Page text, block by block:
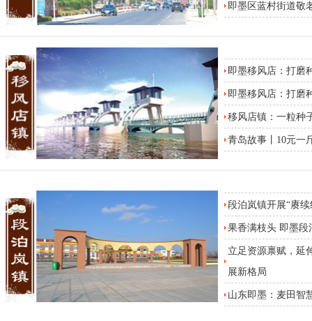
即墨区蓝村街道敬
即墨移风店：打磨
即墨移风店：打磨
移风店镇：一粒种
青岛故事丨10元一
段泊岚镇开展“赓
果香满枝头 即墨段
立足资源禀赋，
展新格局
山东即墨：麦田智